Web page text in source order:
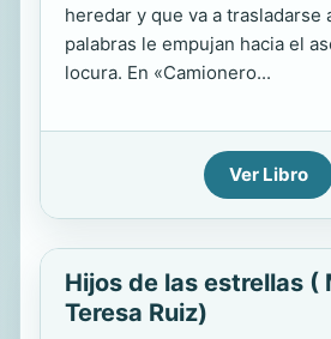
heredar y que va a trasladarse
palabras le empujan hacia el
locura. En «Camionero...
Ver Libro
Hijos de las estrellas (
Teresa Ruiz)